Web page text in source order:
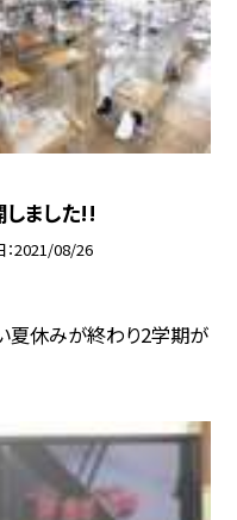
ました!!
2021/08/26
夏休みが終わり2学期が